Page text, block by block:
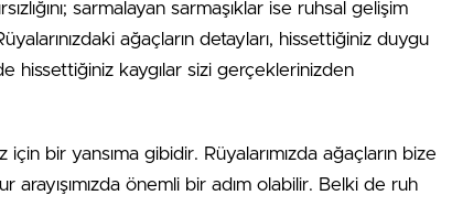
sarmalayan sarmaşıklar ise ruhsal gelişim
ağaçların detayları, hissettiğiniz duygu
hissettiğiniz kaygılar sizi gerçeklerinizden
bir yansıma gibidir. Rüyalarımızda ağaçların bize
arayışımızda önemli bir adım olabilir. Belki de ruh